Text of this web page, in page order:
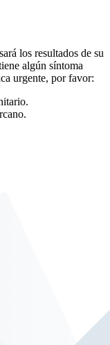
los resultados de su
algún síntoma
urgente, por favor: